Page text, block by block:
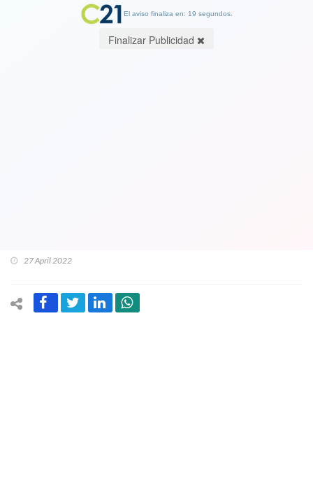
27 April 2022
El aviso finaliza en: 19 segundos.
Finalizar Publicidad